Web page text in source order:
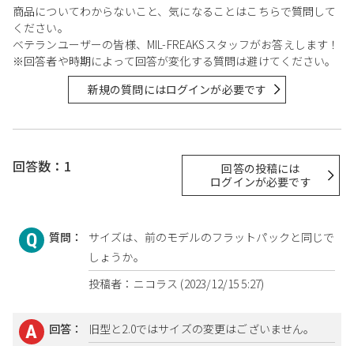
商品についてわからないこと、気になることはこちらで質問して
ください。
ベテランユーザーの皆様、MIL-FREAKSスタッフがお答えします！
※回答者や時期によって回答が変化する質問は避けてください。
新規の質問にはログインが必要です
回答数：1
回答の投稿には
ログインが必要です
質問：
サイズは、前のモデルのフラットパックと同じで
しょうか。
投稿者：ニコラス (2023/12/15 5:27)
回答：
旧型と2.0ではサイズの変更はございません。